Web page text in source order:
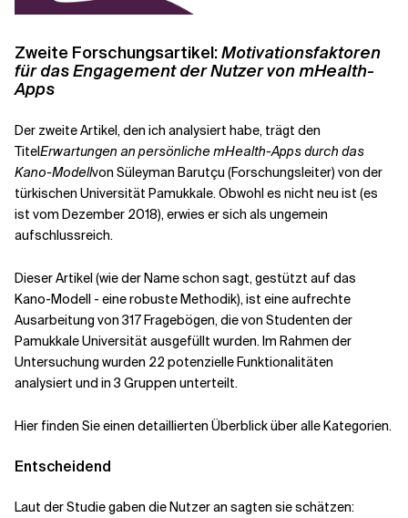
Zweite Forschungsartikel:Motivationsfaktoren
für das Engagement der Nutzer von mHealth-
Apps
Der zweite Artikel, den ich analysiert habe, trägt den
TitelErwartungen an persönliche mHealth-Apps durch das
Kano-Modellvon Süleyman Barutçu (Forschungsleiter) von der
türkischen Universität Pamukkale. Obwohl es nicht neu ist (es
ist vom Dezember 2018), erwies er sich als ungemein
aufschlussreich.
Dieser Artikel (wie der Name schon sagt, gestützt auf das
Kano-Modell - eine robuste Methodik), ist eine aufrechte
Ausarbeitung von 317 Fragebögen, die von Studenten der
Pamukkale Universität ausgefüllt wurden. Im Rahmen der
Untersuchung wurden 22 potenzielle Funktionalitäten
analysiert und in 3 Gruppen unterteilt.
Hier finden Sie einen detaillierten Überblick über alle Kategorien.
Entscheidend
Laut der Studie gaben die Nutzer an sagten sie schätzen: